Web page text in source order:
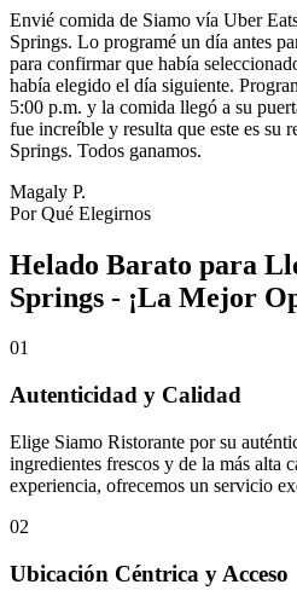
Envié comida de Siamo vía Uber
Springs. Lo programé un día antes
para confirmar que había
había elegido el día siguiente.
5:00 p.m. y la comida llegó a su
fue increíble y resulta que este es su
Springs. Todos ganamos.
Magaly P.
Por Qué Elegirnos
Helado Barato para
Springs - ¡La Mejor
01
Autenticidad y Calidad
Elige Siamo Ristorante por su
ingredientes frescos y de la más alta
experiencia, ofrecemos un servicio
02
Ubicación Céntrica y Acceso